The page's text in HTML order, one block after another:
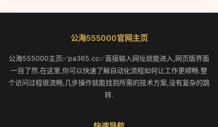
公海555000官网主页
公海555000主页✅pa365.cc✅直接输入网址就能进入,网页版界面
一目了然.在这里,你可以快速了解自动化流程如何让工作更顺畅.整
个访问过程很流畅,几步操作就能找到所需的技术方案,没有复杂的跳
转.